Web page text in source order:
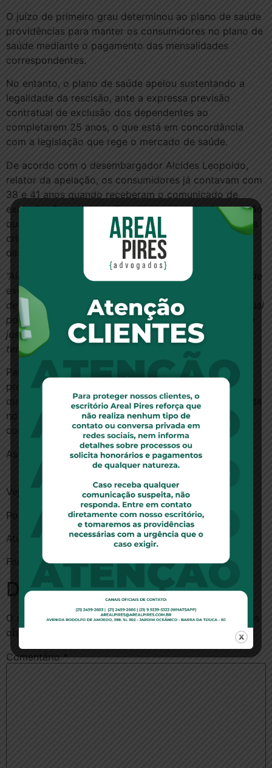
O juízo de primeiro grau determinou ao plano de saúde
providências para manter os consumidores no plano de
saúde mediante o pagamento das mensalidades
correspondentes.
No entanto, o plano de saúde apelou sustentando a
legalidade da rescisão, ante a expressa previsão
contratual de exclusão dos dependentes ao
completarem 25 anos, o que está em concordância
com a legislação que rege o mercado de saúde.
De acordo com o desembargador Alcides Leopoldo,
relator da apelação, os consumidores já contavam com
38 e 41 anos quando receberam o comunicado de
exclusão. Para ele, ao não exercer a opção de exclusão
quando os autores completaram 25 anos, a operadora
criou a justa expectativa de que não mais exerceria o
direito.
“Ainda que a apelante pudesse ter exercido o direito de
exclusão dos apelados quando completaram 25 anos
de idade, não o fez, sendo mantida a relação contratual
por mais 16 e 13 anos, antes de notificá-los, criando a
justa expectativa de manutenção do contrato por
tempo indeterminado.”
Para o magistrado, a notificação feita esbarra na
proibição do comportamento contraditório, pois
quebrou a relação de lealdade e confiança consolidada
no tempo e foi incoerente ao pretender romper o
contrato, ainda que de natureza familiar.
Assim, negou provimento ao recurso.
Processo: 1002619-61.2020.8.26.0008
Veja a decisão.
Por: Redação do Migalhas
Atualizado em: 13/1/2021 08:04
Fonte:
Migalhas
Deixe um comentário
O seu endereço de e-mail não será publicado. Campos
obrigatórios são marcados com
Comentário*